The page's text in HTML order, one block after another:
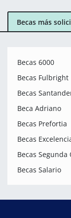
Becas más
Becas 6000
Becas Fulbright
Becas
Beca Adriano
Becas Prefortia
Becas
Becas
Becas Salario